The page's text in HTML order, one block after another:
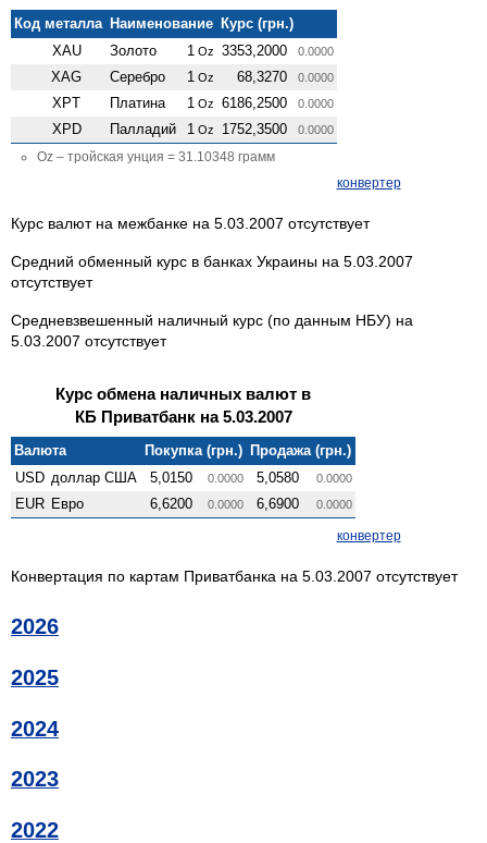
Код металла Наименование Курс (грн.)
XAU
Золото 1 Oz 3353,2000 0.0000
XAG Серебро 1 Oz 68,3270 0.0000
XPT Платина 1 Oz 6186,2500 0.0000
XPD Палладий 1 Oz 1752,3500 0.0000
Oz – тройская унция = 31.10348 грамм
конвертер
Курс валют на межбанке на 5.03.2007 отсутствует
Средний обменный курс в банках Украины на 5.03.2007
отсутствует
Средневзвешенный наличный курс (по данным НБУ) на
5.03.2007 отсутствует
Курс обмена наличных валют в
КБ Приватбанк на 5.03.2007
Валюта Покупка (грн.) Продажа (грн.)
USD доллар США 5,0150 0.0000 5,0580 0.0000
EUR Евро 6,6200 0.0000 6,6900 0.0000
конвертер
Конвертация по картам Приватбанка на 5.03.2007 отсутствует
2026
2025
2024
2023
2022